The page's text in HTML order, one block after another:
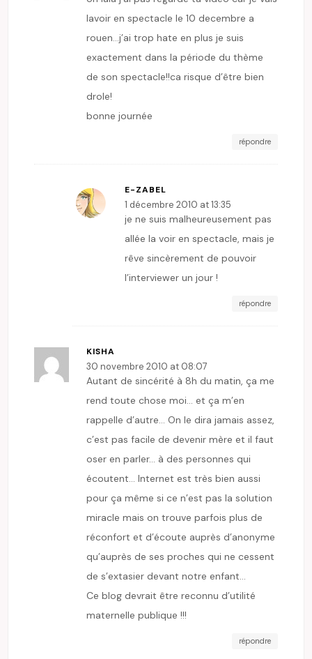
lavoir en spectacle le 10 decembre a
rouen…j’ai trop hate en plus je suis
exactement dans la période du thème
de son spectacle!!ca risque d’être bien
drole!
bonne journée
répondre
E-ZABEL
1 décembre 2010 at 13:35
je ne suis malheureusement pas
allée la voir en spectacle, mais je
rêve sincèrement de pouvoir
l’interviewer un jour !
répondre
KISHA
30 novembre 2010 at 08:07
Autant de sincérité à 8h du matin, ça me
rend toute chose moi… et ça m’en
rappelle d’autre… On le dira jamais assez,
c’est pas facile de devenir mère et il faut
oser en parler… à des personnes qui
écoutent… Internet est très bien aussi
pour ça même si ce n’est pas la solution
miracle mais on trouve parfois plus de
réconfort et d’écoute auprès d’anonyme
qu’auprès de ses proches qui ne cessent
de s’extasier devant notre enfant…
Ce blog devrait être reconnu d’utilité
maternelle publique !!!
répondre